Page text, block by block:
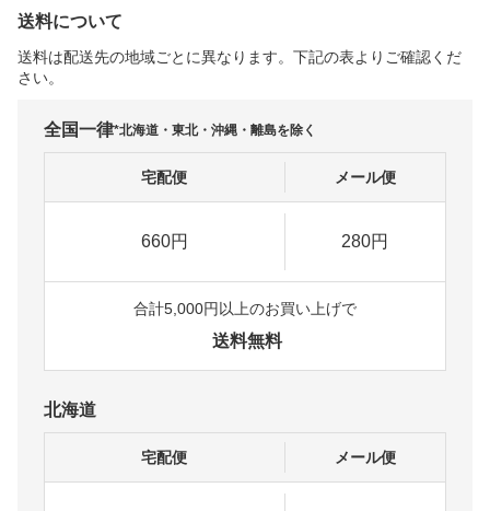
送料について
送料は配送先の地域ごとに異なります。下記の表よりご確認くだ
さい。
全国一律*北海道・東北・沖縄・離島を除く
宅配便 メール便
660円 280円
合計5,000円以上のお買い上げで
送料無料
北海道
宅配便 メール便